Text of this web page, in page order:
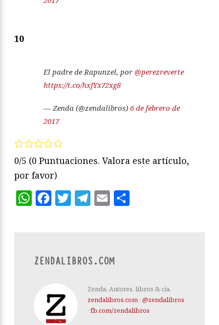
10
El padre de Rapunzel, por @perezreverte
https://t.co/hxJYx72xg8
— Zenda (@zendalibros) 6 de febrero de
2017
0/5 (0 Puntuaciones. Valora este artículo,
por favor)
WhatsApp
Facebook
Twitter
Telegram
Email
ZENDALIBROS.COM
Zenda. Autores, libros & cía.
zendalibros.com · @zendalibros
· fb.com/zendalibros